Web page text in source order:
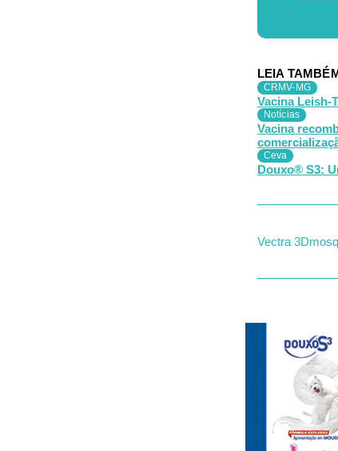
LEIA
CRMV-MG
Vacina Leish-
Notícias
Vacina
Ceva
Douxo® S3:
Vectra 3D